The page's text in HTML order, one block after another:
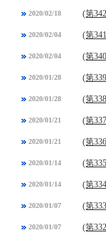
2020/02/18 (第
2020/02/04 (第
2020/02/04 (第
2020/01/28 (第
2020/01/28 (第
2020/01/21 (第
2020/01/21 (第
2020/01/14 (第
2020/01/14 (第
2020/01/07 (第
2020/01/07 (第